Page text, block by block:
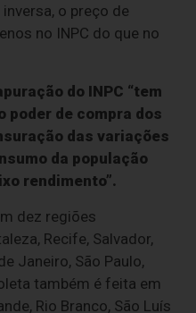
o preço de
no INPC do que no
do INPC “tem
poder de compra dos
das variações
da população
rendimento”.
dez regiões
Recife, Salvador,
Janeiro, São Paulo,
também é feita em
Rio Branco, São Luís